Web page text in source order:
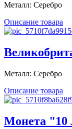
Металл: Серебро
Описание товара
Металл: Серебро
Описание товара
Монета "10